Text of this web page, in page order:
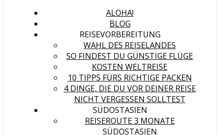
ALOHA!
BLOG
REISEVORBEREITUNG
WAHL DES REISELANDES
SO FINDEST DU GÜNSTIGE FLÜGE
KOSTEN WELTREISE
10 TIPPS FÜRS RICHTIGE PACKEN
4 DINGE, DIE DU VOR DEINER REISE
NICHT VERGESSEN SOLLTEST
SÜDOSTASIEN
REISEROUTE 3 MONATE
SÜDOSTASIEN